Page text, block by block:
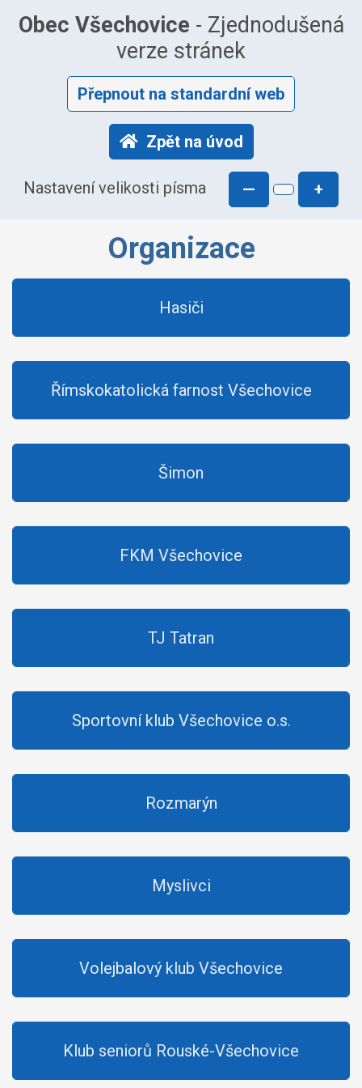
Obec Všechovice - Zjednodušená
verze stránek
Přepnout na standardní web
Zpět na úvod
Nastavení velikosti písma — +
Organizace
Hasiči
Římskokatolická farnost Všechovice
Šimon
FKM Všechovice
TJ Tatran
Sportovní klub Všechovice o.s.
Rozmarýn
Myslivci
Volejbalový klub Všechovice
Klub seniorů Rouské-Všechovice